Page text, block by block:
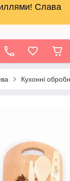
Слава
Кухонні